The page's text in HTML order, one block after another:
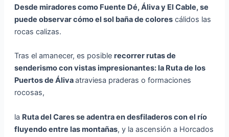
Desde miradores como Fuente Dé, Áliva y El Cable, se
puede observar cómo el sol baña de colorescálidos las
rocas calizas.
Tras el amanecer, es posible recorrer rutas de
senderismo con vistas impresionantes: la Ruta de los
Puertos de Álivaatraviesa praderas o formaciones
rocosas,
la Ruta del Cares se adentra en desfiladeros con el río
fluyendo entre las montañas, y la ascensión a Horcados